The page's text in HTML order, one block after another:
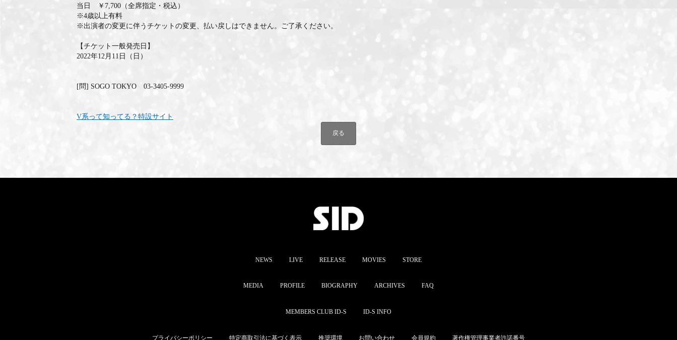
当日 ￥7,700（全席指定・税込）
※4歳以上有料
※出演者の変更に伴うチケットの変更、払い戻しはできません。ご了承ください。
【チケット一般発売日】
2022年12月11日（日）
[問] SOGO TOKYO 03-3405-9999
V系って知ってる？特設サイト
戻る
NEWS LIVE RELEASE MOVIES STORE
MEDIA PROFILE BIOGRAPHY ARCHIVES FAQ
MEMBERS CLUB ID-S ID-S INFO
プライバシーポリシー 特定商取引法に基づく表示 推奨環境 お問い合わせ 会員規約 著作権管理事業者許諾番号